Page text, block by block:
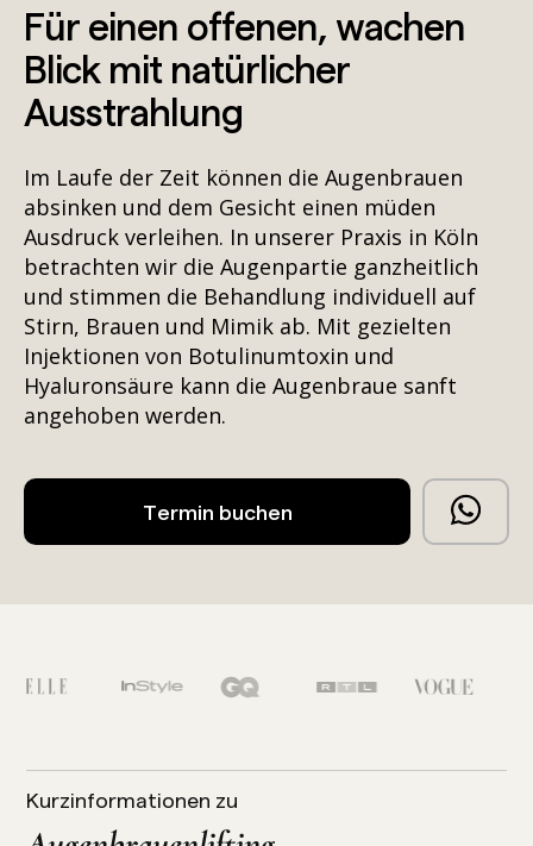
Für einen offenen, wachen
Blick mit natürlicher
Ausstrahlung
Im Laufe der Zeit können die Augenbrauen
absinken und dem Gesicht einen müden
Ausdruck verleihen. In unserer Praxis in Köln
betrachten wir die Augenpartie ganzheitlich
und stimmen die Behandlung individuell auf
Stirn, Brauen und Mimik ab. Mit gezielten
Injektionen von Botulinumtoxin und
Hyaluronsäure kann die Augenbraue sanft
angehoben werden.
Termin buchen
Kurzinformationen zu